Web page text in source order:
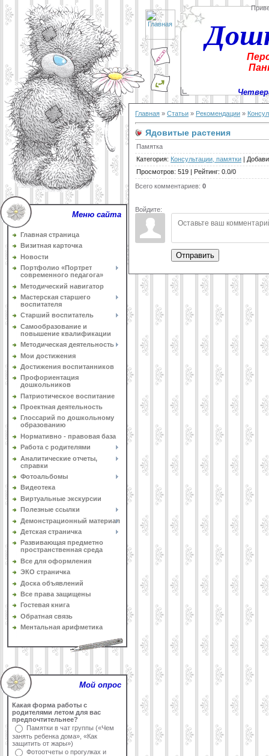
Меню сайта
Главная страница
Визитная карточка
Новости
Портфолио «Портрет
современного педагога»
Методический навигатор
Мастерская старшего
воспитателя
Старший воспитатель
Самообразование и
повышение квалификации
Методическая деятельность
Мои достижения
Достижения воспитанников
Профориентация
дошкольников
Патриотическое воспитание
Проектная деятельность
Глоссарий по дошкольному
образованию
Нормативно - правовая база
Работа с родителями
Аналитические отчеты,
справки
Фотоальбомы
Видеотека
Виртуальные экскурсии
Полезные ссылки
Демонстрационный материал
Детская страничка
Развивающая предметно
пространственная среда
Все для оформления
ЭКО страничка
Доска объявлений
Все права защищены
Гостевая книга
Обратная связь
Ментальная арифметика
Мой опрос
Какая форма работы с
родителями летом для вас
предпочтительнее?
Памятки в чат группы («Чем
занять ребенка дома», «Как
защитить от жары»)
Фотоотчеты о прогулках и
Главная » Статьи » Рекомендации »
Ядовитые растения
Памятка
Категория: Консультации, памятки |
Просмотров: 519 | Рейтинг: 0.0/0
Всего комментариев: 0
Войдите:
Отправить